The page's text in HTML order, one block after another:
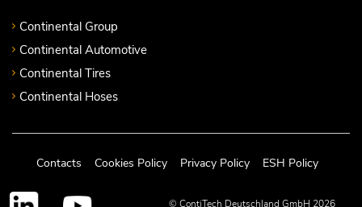
Continental Group
Continental Automotive
Continental Tires
Continental Hoses
Contacts Cookies Policy Privacy Policy ESH Policy
© ContiTech Deutschland GmbH 2026